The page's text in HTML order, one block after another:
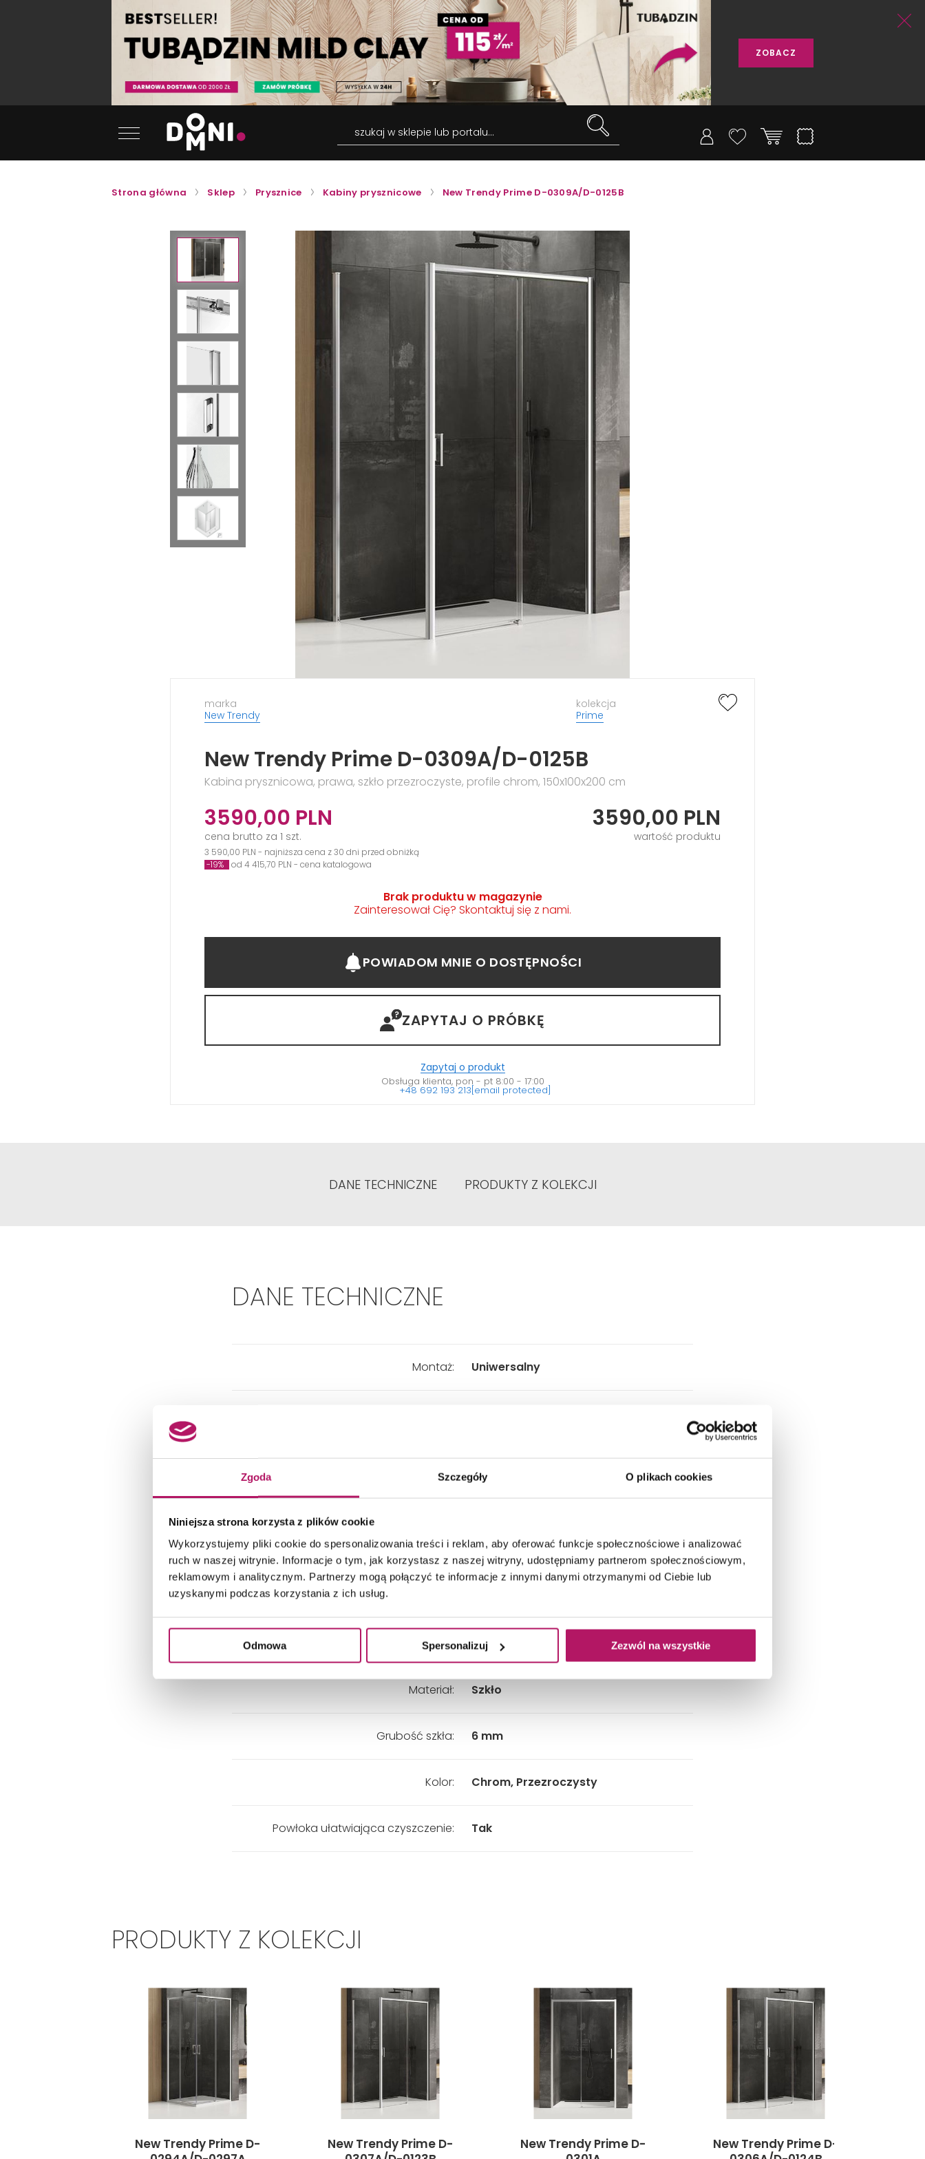
Zgoda Szczegóły O plikach cookies
Niniejsza strona korzysta z plików cookie
Wykorzystujemy pliki cookie do spersonalizowania treści i reklam, aby oferować funkcje społecznościowe i analizować
ruch w naszej witrynie. Informacje o tym, jak korzystasz z naszej witryny, udostępniamy partnerom społecznościowym,
reklamowym i analitycznym. Partnerzy mogą połączyć te informacje z innymi danymi otrzymanymi od Ciebie lub
uzyskanymi podczas korzystania z ich usług.
Odmowa Spersonalizuj Zezwól na wszystkie
ZOBACZ
szukaj w sklepie lub portalu...
Strona główna Sklep Prysznice Kabiny prysznicowe New Trendy Prime D-0309A/D-0125B
marka
New Trendy
kolekcja
Prime
New Trendy Prime D-0309A/D-0125B
Kabina prysznicowa, prawa, szkło przezroczyste, profile chrom, 150x100x200 cm
3590,00 PLN
cena brutto za 1 szt.
3590,00 PLN
wartość produktu
3 590,00 PLN - najniższa cena z 30 dni przed obniżką
-19%
od 4 415,70 PLN - cena katalogowa
Brak produktu w magazynie
Zainteresował Cię? Skontaktuj się z nami.
POWIADOM MNIE O DOSTĘPNOŚCI
ZAPYTAJ O PRÓBKĘ
Zapytaj o produkt
Obsługa klienta, pon - pt 8:00 - 17:00
+48 692 193 213[email protected]
DANE TECHNICZNE PRODUKTY Z KOLEKCJI
DANE TECHNICZNE
Montaż: Uniwersalny
Sposób otwierania: Rozsuwany
Głębokość: 1000 mm
Wariant: Prawy
Materiał: Szkło
Grubość szkła: 6 mm
Kolor: Chrom, Przezroczysty
Powłoka ułatwiająca czyszczenie: Tak
PRODUKTY Z KOLEKCJI
New Trendy Prime D-
New Trendy Prime D-
New Trendy Prime D-
New Trendy Prime D-